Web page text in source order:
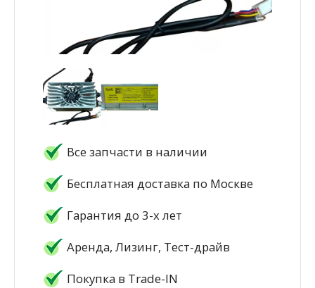
Все запчасти в наличии
Бесплатная доставка по Москве
Гарантия до 3-х лет
Аренда, Лизинг, Тест-драйв
Покупка в Trade-IN